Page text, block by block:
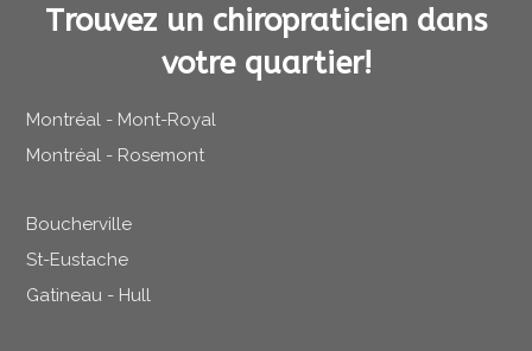
Trouvez un chiropraticien dans
votre quartier!
Montréal - Mont-Royal
Montréal - Rosemont
Boucherville
St-Eustache
Gatineau - Hull